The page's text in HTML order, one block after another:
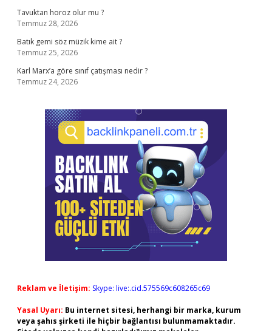
Tavuktan horoz olur mu ?
Temmuz 28, 2026
Batık gemi söz müzik kime ait ?
Temmuz 25, 2026
Karl Marx’a göre sınıf çatışması nedir ?
Temmuz 24, 2026
Reklam ve İletişim: Skype: live:.cid.575569c608265c69
Yasal Uyarı: Bu internet sitesi, herhangi bir marka, kurum
veya şahıs şirketi ile hiçbir bağlantısı bulunmamaktadır.